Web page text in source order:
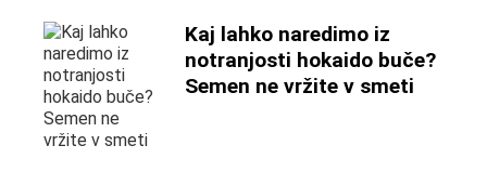
Kaj lahko naredimo iz
notranjosti hokaido buče?
Semen ne vržite v smeti